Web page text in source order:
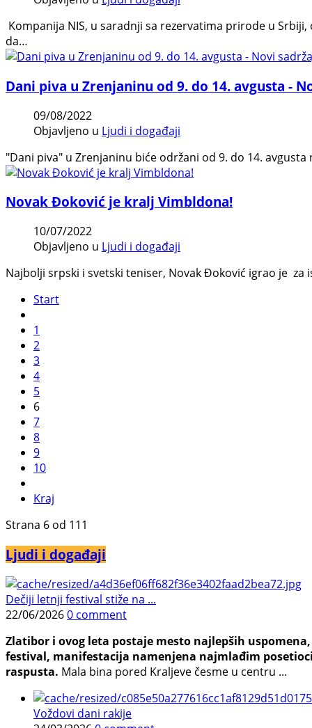
Kompanija NIS, u saradnji sa rezervatima prirode u
da…
Dani piva u Zrenjaninu od 9. do 14. avgusta -
09/08/2022
Objavljeno u Ljudi i događaji
"Dani piva" u Zrenjaninu biće održani od 9. do 14.
Novak Đoković je kralj Vimbldona!
10/07/2022
Objavljeno u Ljudi i događaji
Najbolji srpski i svetski teniser, Novak Đoković igrao je
Start
1
2
3
4
5
6
7
8
9
10
Kraj
Strana 6 od 111
Ljudi i događaji
Dečiji letnji festival stiže na ...
22/06/20260 comment
Zlatibor i ovog leta postaje mesto najlepših
festival, manifestacija namenjena najmlađim
raspusta. Mala bina pored Kraljeve česme u centru ...
Voždovi dani rakije